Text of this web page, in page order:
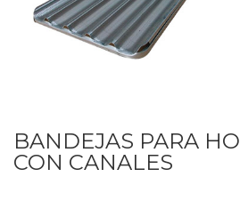
BANDEJAS PARA
CON CANALES